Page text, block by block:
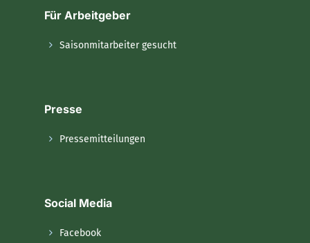
Für Arbeitgeber
Saisonmitarbeiter gesucht
Presse
Pressemitteilungen
Social Media
Facebook